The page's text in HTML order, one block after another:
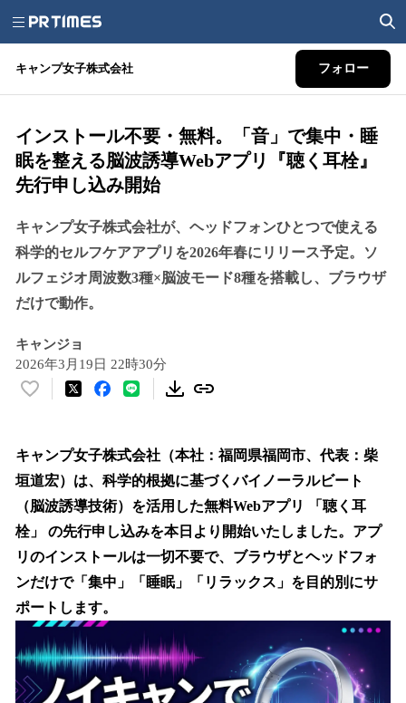
キャンプ女子株式会社 フォロー
インストール不要・無料。「音」で集中・睡
眠を整える脳波誘導Webアプリ『聴く耳栓』
先行申し込み開始
キャンプ女子株式会社が、ヘッドフォンひとつで使える
科学的セルフケアアプリを2026年春にリリース予定。ソ
ルフェジオ周波数3種×脳波モード8種を搭載し、ブラウザ
だけで動作。
キャンジョ
2026年3月19日 22時30分
い
！
数
を
読
み
込
み
中
で
す
キャンプ女子株式会社（本社：福岡県福岡市、代表：柴
垣道宏）は、科学的根拠に基づくバイノーラルビート
（脳波誘導技術）を活用した無料Webアプリ 「聴く耳
栓」 の先行申し込みを本日より開始いたしました。アプ
リのインストールは一切不要で、ブラウザとヘッドフォ
ンだけで「集中」「睡眠」「リラックス」を目的別にサ
ポートします。